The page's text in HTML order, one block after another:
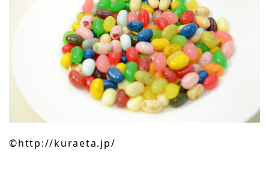
©︎http://kuraeta.jp/